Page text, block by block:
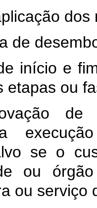
de
início e
etapas ou
de
a
se o
ou
ou